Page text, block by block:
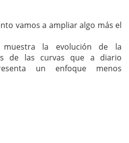
vamos a ampliar algo más el
muestra la evolución de la
de las curvas que a diario
un enfoque menos